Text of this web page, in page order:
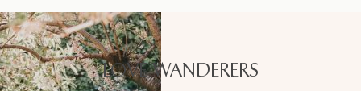
LOVE WANDERERS